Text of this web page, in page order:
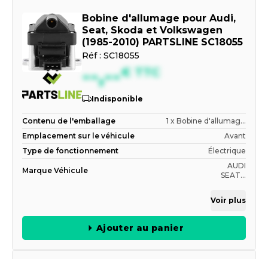
Bobine d'allumage pour Audi,
Seat, Skoda et Volkswagen
(1985-2010) PARTSLINE SC18055
Réf : SC18055
--,--€ TTC
Indisponible
Contenu de l'emballage
1 x Bobine d'allumag...
Emplacement sur le véhicule
Avant
Type de fonctionnement
Électrique
Marque Véhicule
AUDI
SEAT...
Voir plus
Ajouter au panier